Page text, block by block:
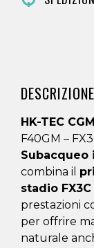
DESCRIZIONE
HK-TEC
F40GM –
Subacqueo
combina il
stadio FX3C
prestazioni
per offrire
naturale